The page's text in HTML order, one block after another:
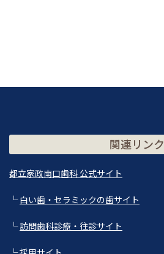
関連リンク
都立家政南口歯科 公式サイト
└白い歯・セラミックの歯サイト
└訪問歯科診療・往診サイト